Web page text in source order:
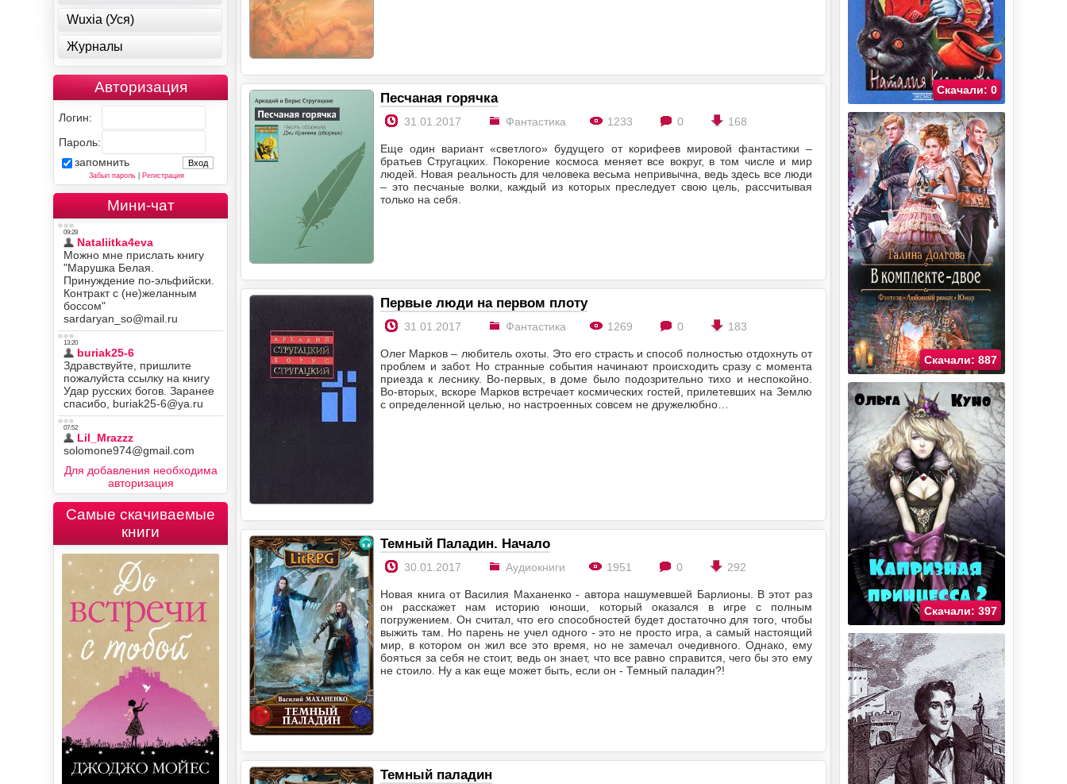
Песчаная горячка
31.01.2017 Фантастика 1233 0 168
Еще один вариант «светлого» будущего от корифеев мировой фантастики –
братьев Стругацких. Покорение космоса меняет все вокруг, в том числе и мир
людей. Новая реальность для человека весьма непривычна, ведь здесь все люди
– это песчаные волки, каждый из которых преследует свою цель, рассчитывая
только на себя.
Первые люди на первом плоту
31.01.2017 Фантастика 1269 0 183
Олег Марков – любитель охоты. Это его страсть и способ полностью отдохнуть от
проблем и забот. Но странные события начинают происходить сразу с момента
приезда к леснику. Во-первых, в доме было подозрительно тихо и неспокойно.
Во-вторых, вскоре Марков встречает космических гостей, прилетевших на Землю
с определенной целью, но настроенных совсем не дружелюбно…
Темный Паладин. Начало
30.01.2017 Аудиокниги 1951 0 292
Новая книга от Василия Маханенко - автора нашумевшей Барлионы. В этот раз
он расскажет нам историю юноши, который оказался в игре с полным
погружением. Он считал, что его способностей будет достаточно для того, чтобы
выжить там. Но парень не учел одного - это не просто игра, а самый настоящий
мир, в котором он жил все это время, но не замечал очедивного. Однако, ему
бояться за себя не стоит, ведь он знает, что все равно справится, чего бы это ему
не стоило. Ну а как еще может быть, если он - Темный паладин?!
Темный паладин
Wuxia (Уся)
Журналы
Авторизация
Логин:
Пароль:
запомнить
Забыл пароль| Регистрация
Мини-чат
Для добавления необходима
авторизация
Самые скачиваемые
книги
Скачали: 0
Скачали: 887
Скачали: 397